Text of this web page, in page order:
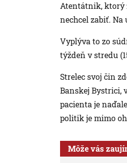
Atentátnik, ktorý
nechcel zabiť.
Vyplýva to zo
týždeň v stredu
Strelec svoj čin
Banskej Bystrici,
pacienta je
politik je mimo
Môže vás